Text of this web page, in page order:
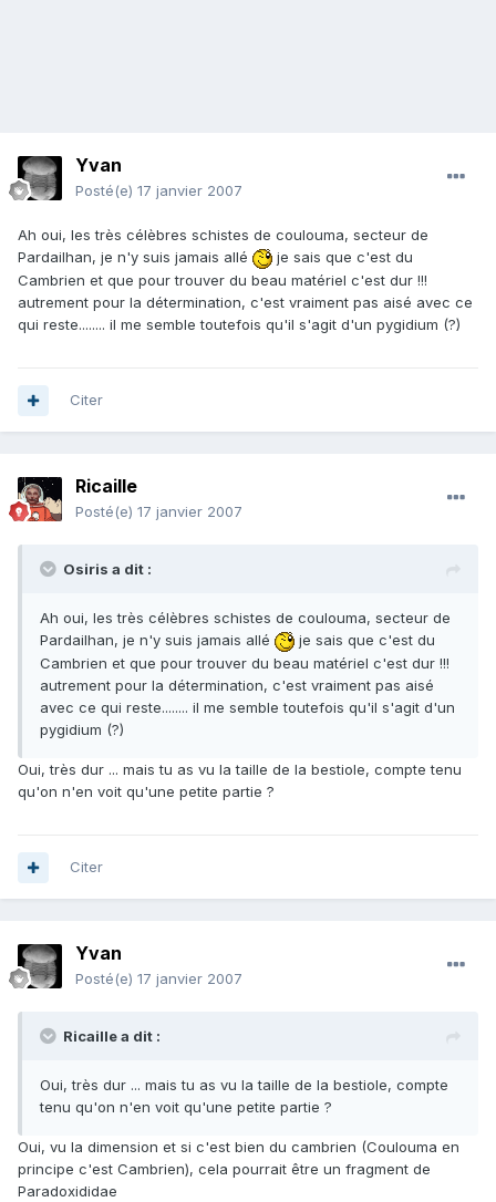
Yvan
Posté(e) 17 janvier 2007
Ah oui, les très célèbres schistes de coulouma, secteur de
Pardailhan, je n'y suis jamais allé
je sais que c'est du
Cambrien et que pour trouver du beau matériel c'est dur !!!
autrement pour la détermination, c'est vraiment pas aisé avec ce
qui reste........ il me semble toutefois qu'il s'agit d'un pygidium (?)
Citer
Ricaille
Posté(e) 17 janvier 2007
Osiris a dit :
Ah oui, les très célèbres schistes de coulouma, secteur de
Pardailhan, je n'y suis jamais allé
je sais que c'est du
Cambrien et que pour trouver du beau matériel c'est dur !!!
autrement pour la détermination, c'est vraiment pas aisé
avec ce qui reste........ il me semble toutefois qu'il s'agit d'un
pygidium (?)
Oui, très dur ... mais tu as vu la taille de la bestiole, compte tenu
qu'on n'en voit qu'une petite partie ?
Citer
Yvan
Posté(e) 17 janvier 2007
Ricaille a dit :
Oui, très dur ... mais tu as vu la taille de la bestiole, compte
tenu qu'on n'en voit qu'une petite partie ?
Oui, vu la dimension et si c'est bien du cambrien (Coulouma en
principe c'est Cambrien), cela pourrait être un fragment de
Paradoxididae